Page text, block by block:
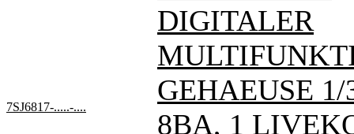
7SJ6817-.....-....
DIGITALER
GEHAEUSE
8BA, 1